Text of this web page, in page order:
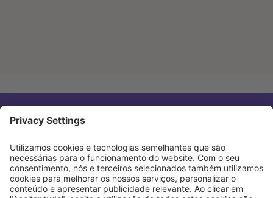
Top 5
Melhores Colchões 2026
Avaliações
Emma Original